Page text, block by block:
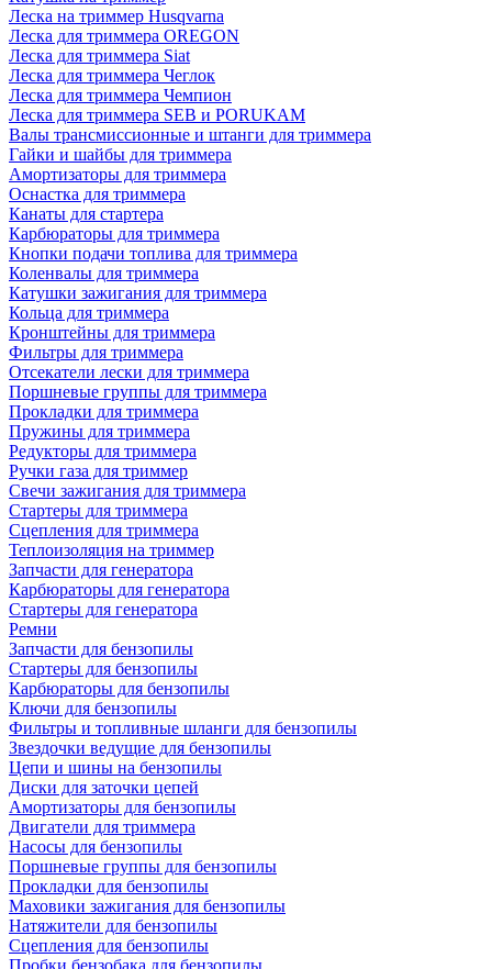
Леска на триммер Husqvarna
Леска для триммера OREGON
Леска для триммера Siat
Леска для триммера Чеглок
Леска для триммера Чемпион
Леска для триммера SEB и PORUKAM
Валы трансмиссионные и штанги для триммера
Гайки и шайбы для триммера
Амортизаторы для триммера
Оснастка для триммера
Канаты для стартера
Карбюраторы для триммера
Кнопки подачи топлива для триммера
Коленвалы для триммера
Катушки зажигания для триммера
Кольца для триммера
Кронштейны для триммера
Фильтры для триммера
Отсекатели лески для триммера
Поршневые группы для триммера
Прокладки для триммера
Пружины для триммера
Редукторы для триммера
Ручки газа для триммер
Свечи зажигания для триммера
Стартеры для триммера
Сцепления для триммера
Теплоизоляция на триммер
Запчасти для генератора
Карбюраторы для генератора
Стартеры для генератора
Ремни
Запчасти для бензопилы
Стартеры для бензопилы
Карбюраторы для бензопилы
Ключи для бензопилы
Фильтры и топливные шланги для бензопилы
Звездочки ведущие для бензопилы
Цепи и шины на бензопилы
Диски для заточки цепей
Амортизаторы для бензопилы
Двигатели для триммера
Насосы для бензопилы
Поршневые группы для бензопилы
Прокладки для бензопилы
Маховики зажигания для бензопилы
Натяжители для бензопилы
Сцепления для бензопилы
Пробки бензобака для бензопилы